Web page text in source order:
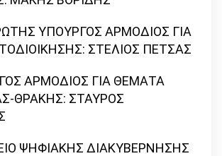
ΥΠΟΥΡΓΟΣ ΑΡΜΟΔΙΟΣ ΓΙΑ
ΣΤΕΛΙΟΣ ΠΕΤΣΑΣ
ΑΡΜΟΔΙΟΣ ΓΙΑ ΘΕΜΑΤΑ
ΘΡΑΚΗΣ: ΣΤΑΥΡΟΣ
ΨΗΦΙΑΚΗΣ ΔΙΑΚΥΒΕΡΝΗΣΗΣ